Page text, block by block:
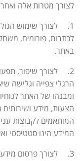
לצורך מטרות אלה
1. לצורך שימוש
לכתבות, פורומים,
באתר.
2. לצורך שיפור,
הרגלי צפייה וגלישה
ומבנהו של האתר
הצעות, מידע ושירותים
המותאמים לקבוצות
המידע הינו סטטיסטי
3. לצורך פרסום